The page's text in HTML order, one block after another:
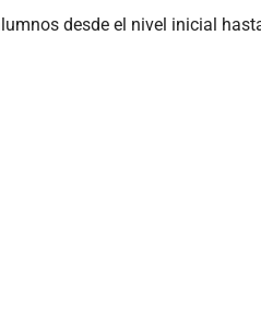
desde el nivel inicial